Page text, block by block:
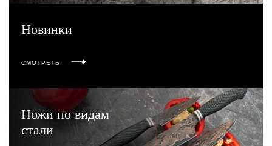
Новинки
СМОТРЕТЬ
Ножи по видам
стали